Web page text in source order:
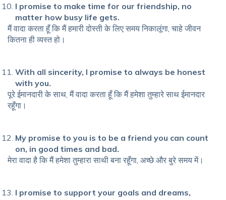
I promise to make time for our friendship, no
matter how busy life gets.
मैं वादा करता हूँ कि मैं हमारी दोस्ती के लिए समय निकालूंगा, चाहे जीवन
कितना ही व्यस्त हो।
With all sincerity, I promise to always be honest
with you.
पूरे ईमानदारी के साथ, मैं वादा करता हूँ कि मैं हमेशा तुम्हारे साथ ईमानदार
रहूँगा।
My promise to you is to be a friend you can count
on, in good times and bad.
मेरा वादा है कि मैं हमेशा तुम्हारा साथी बना रहूँगा, अच्छे और बुरे समय में।
I promise to support your goals and dreams,